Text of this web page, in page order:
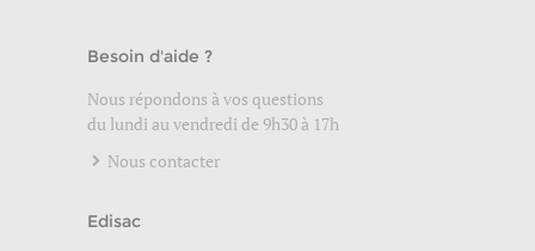
Besoin d'aide ?
Nous répondons à vos questions
du lundi au vendredi de 9h30 à 17h
Nous contacter
Edisac